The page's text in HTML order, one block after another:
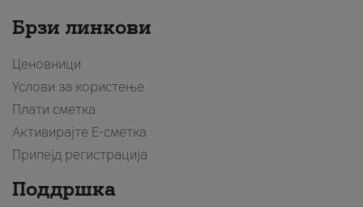
Брзи линкови
Ценовници
Услови за користење
Плати сметка
Активирајте Е-сметка
Припејд регистрација
Поддршка